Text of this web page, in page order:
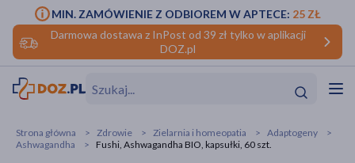
Darmowa dostawa z InPost od 39 zł tylko w aplikacji
DOZ.pl
MIN. ZAMÓWIENIE Z ODBIOREM W APTECE: 25 ZŁ
Strona główna Zdrowie Zielarnia i homeopatia
Adaptogeny
Ashwagandha
Fushi, Ashwagandha BIO, kapsułki, 60 szt.